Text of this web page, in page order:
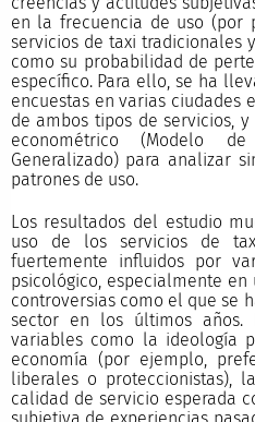
en la frecuencia de uso (por
servicios de taxi tradicionales
como su probabilidad de
específico. Para ello, se ha
encuestas en varias ciudades
de ambos tipos de servicios,
econométrico (Modelo de
Generalizado) para analizar
patrones de uso.
Los resultados del estudio
uso de los servicios de
fuertemente influidos por
psicológico, especialmente
controversias como el que se
sector en los últimos años.
variables como la ideología
economía (por ejemplo,
liberales o proteccionistas),
calidad de servicio esperada